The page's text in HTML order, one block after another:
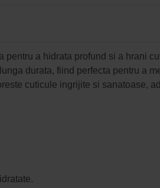
pentru a hidrata profund si a hrani
durata, fiind perfecta pentru a
cuticule ingrijite si sanatoase,